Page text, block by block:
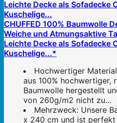
CHUFFED 100% Baumwolle
Weiche und Atmungsaktive
Leichte Decke als Sofadecke
Kuschelige...*
Hochwertiger
aus 100% hochwertiger,
Baumwolle hergestellt
von 260g/m2 nicht zu...
Mehrzweck: Unsere
x 240 cm und ist perfekt